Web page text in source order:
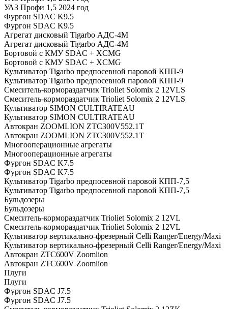
УАЗ Профи 1,5 2024 год
Фургон SDAC K9.5
Фургон SDAC K9.5
Агрегат дисковый Tigarbo АДС-4M
Агрегат дисковый Tigarbo АДС-4M
Бортовой с КМУ SDAC + XCMG
Бортовой с КМУ SDAC + XCMG
Культиватор Tigarbo предпосевной паровой КПП-9
Культиватор Tigarbo предпосевной паровой КПП-9
Смеситель-кормораздатчик Trioliet Solomix 2 12VLS
Смеситель-кормораздатчик Trioliet Solomix 2 12VLS
Культиватор SIMON CULTIRATEAU
Культиватор SIMON CULTIRATEAU
Автокран ZOOMLION ZTC300V552.1T
Автокран ZOOMLION ZTC300V552.1T
Многооперационные агрегаты
Многооперационные агрегаты
Фургон SDAC K7.5
Фургон SDAC K7.5
Культиватор Tigarbo предпосевной паровой КПП-7,5
Культиватор Tigarbo предпосевной паровой КПП-7,5
Бульдозеры
Бульдозеры
Смеситель-кормораздатчик Trioliet Solomix 2 12VL
Смеситель-кормораздатчик Trioliet Solomix 2 12VL
Культиватор вертикально-фрезерный Celli Ranger/Energy/Maxi
Культиватор вертикально-фрезерный Celli Ranger/Energy/Maxi
Автокран ZTC600V Zoomlion
Автокран ZTC600V Zoomlion
Плуги
Плуги
Фургон SDAC J7.5
Фургон SDAC J7.5